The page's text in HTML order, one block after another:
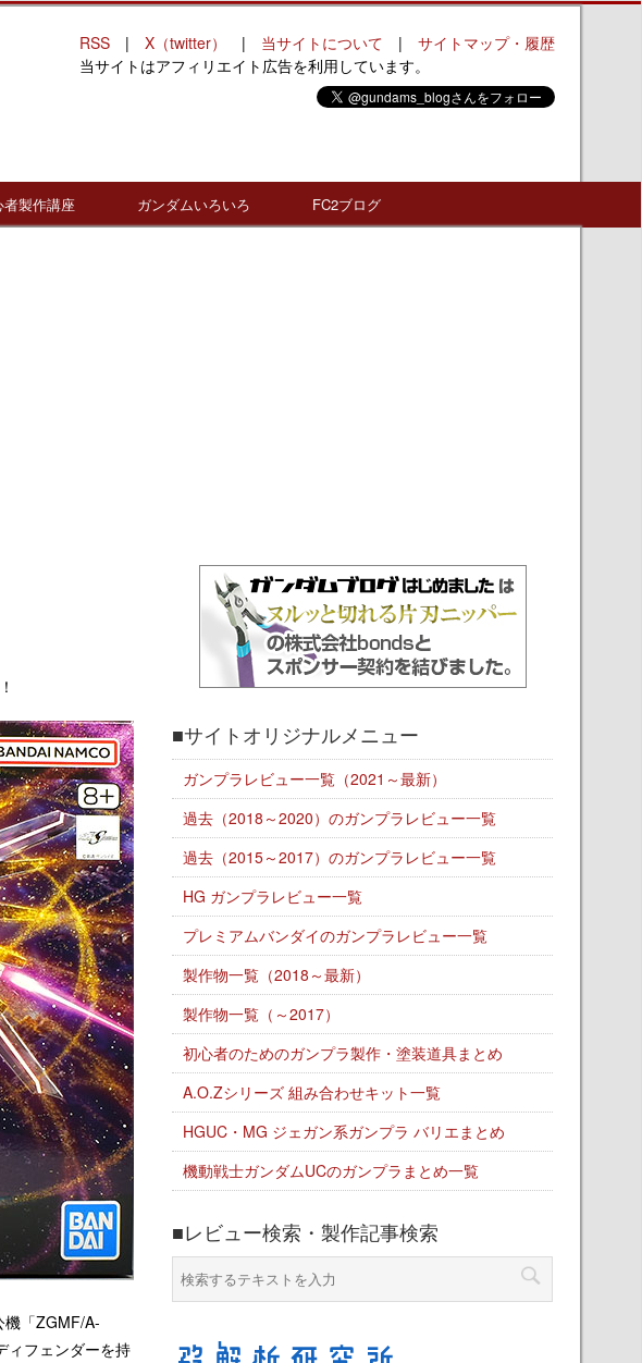
RSS | X（twitter） | 当サイトについて | サイトマップ・履歴
当サイトはアフィリエイト広告を利用しています。
者製作講座 ガンダムいろいろ FC2ブログ
機「ZGMF/A-
ィフェンダーを持
■サイトオリジナルメニュー
ガンプラレビュー一覧（2021～最新）
過去（2018～2020）のガンプラレビュー一覧
過去（2015～2017）のガンプラレビュー一覧
HG ガンプラレビュー一覧
プレミアムバンダイのガンプラレビュー一覧
製作物一覧（2018～最新）
製作物一覧（～2017）
初心者のためのガンプラ製作・塗装道具まとめ
A.O.Zシリーズ 組み合わせキット一覧
HGUC・MG ジェガン系ガンプラ バリエまとめ
機動戦士ガンダムUCのガンプラまとめ一覧
■レビュー検索・製作記事検索